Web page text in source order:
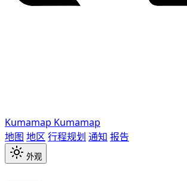
Kumamap Kumamap
地图 地区 行程规划 通知 报告
外观